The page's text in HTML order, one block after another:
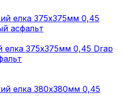
елка 375х375мм 0,45 Drap